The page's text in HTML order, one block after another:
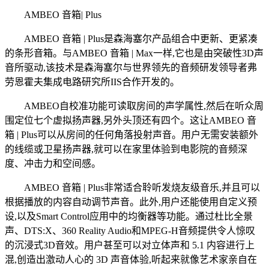
AMBEO 音箱| Plus
AMBEO 音箱 | Plus是森海塞尔产品组合中更新、更紧凑
的条形音箱。与AMBEO 音箱 | Max一样,它也是由突破性3D声
音所驱动,该技术是森海塞尔与世界领先的音频研发领导者弗
劳恩霍夫集成电路研究所IIS合作开发的。
AMBEO自校准功能可读取房间的声学属性,然后在听众周
围定位七个虚拟扬声器,另外头顶还有四个。这让AMBEO 音
箱 | Plus可以从房间的任何角落投射声音。用户无需安装额外
的线缆或卫星扬声器,就可以在家里体验到电影院的音频深
度、冲击力和空间感。
AMBEO 音箱 | Plus非常适合聆听发烧友级音乐,并且可以
根据播放的内容自动调节声音。此外,用户还能使用自定义预
设,以及Smart Control应用中的均衡器等功能。通过杜比全景
声、DTS:X、360 Reality Audio和MPEG-H音频提供令人惊叹
的沉浸式3D音效。用户甚至可以对立体声和 5.1 内容进行上
混,创造出激动人心的 3D 声音体验,听起来就像艺术家亲自在